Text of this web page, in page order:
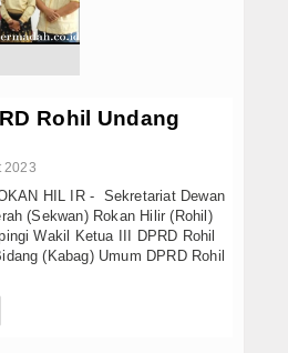
Rohil Undang
2023
HIL IR - Sekretariat Dewan
(Sekwan) Rokan Hilir (Rohil)
Wakil Ketua III DPRD Rohil
(Kabag) Umum DPRD Rohil